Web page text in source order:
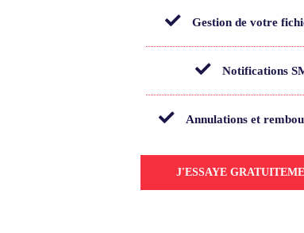
Gestion de votre
Notifications
Annulations et
J'ESSAYE